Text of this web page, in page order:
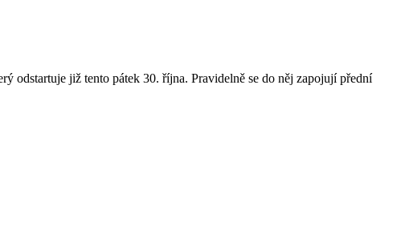
odstartuje již tento pátek 30. října. Pravidelně se do něj zapojují přední